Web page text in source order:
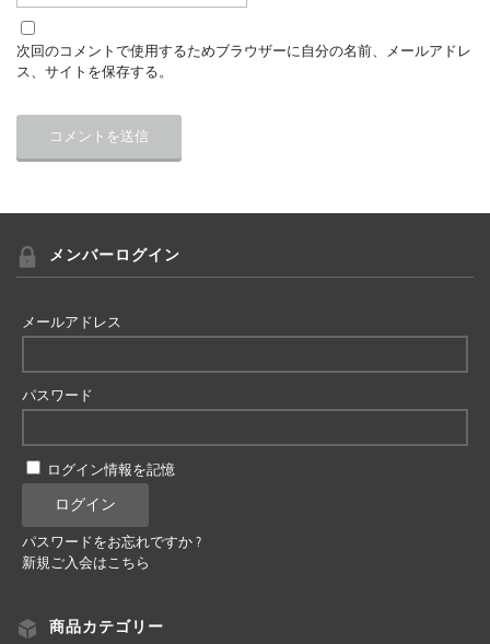
次回のコメントで使用するためブラウザーに自分の名前、メールアドレ
ス、サイトを保存する。
メンバーログイン
メールアドレス
パスワード
ログイン情報を記憶
パスワードをお忘れですか ?
新規ご入会はこちら
商品カテゴリー